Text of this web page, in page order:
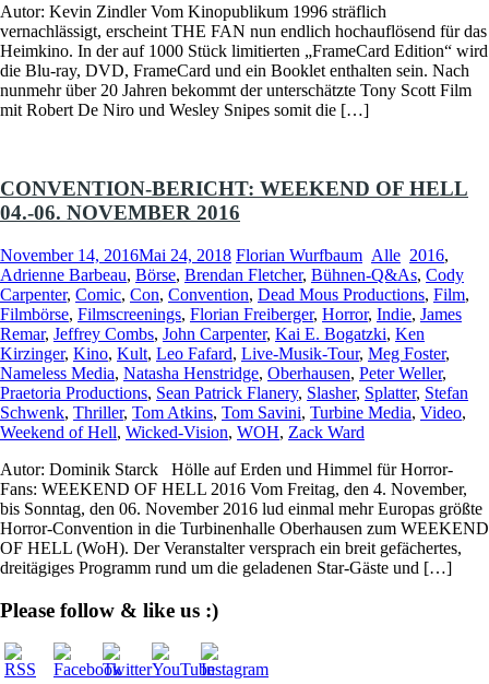
Autor: Kevin Zindler Vom Kinopublikum 1996 sträflich
vernachlässigt, erscheint THE FAN nun endlich hochauflösend für das
Heimkino. In der auf 1000 Stück limitierten „FrameCard Edition“ wird
die Blu-ray, DVD, FrameCard und ein Booklet enthalten sein. Nach
nunmehr über 20 Jahren bekommt der unterschätzte Tony Scott Film
mit Robert De Niro und Wesley Snipes somit die […]
CONVENTION-BERICHT: WEEKEND OF HELL
04.-06. NOVEMBER 2016
November 14, 2016Mai 24, 2018 Florian Wurfbaum Alle 2016,
Adrienne Barbeau, Börse, Brendan Fletcher, Bühnen-Q&As, Cody
Carpenter, Comic, Con, Convention, Dead Mous Productions, Film,
Filmbörse, Filmscreenings, Florian Freiberger, Horror, Indie, James
Remar, Jeffrey Combs, John Carpenter, Kai E. Bogatzki, Ken
Kirzinger, Kino, Kult, Leo Fafard, Live-Musik-Tour, Meg Foster,
Nameless Media, Natasha Henstridge, Oberhausen, Peter Weller,
Praetoria Productions, Sean Patrick Flanery, Slasher, Splatter, Stefan
Schwenk, Thriller, Tom Atkins, Tom Savini, Turbine Media, Video,
Weekend of Hell, Wicked-Vision, WOH, Zack Ward
Autor: Dominik Starck Hölle auf Erden und Himmel für Horror-
Fans: WEEKEND OF HELL 2016 Vom Freitag, den 4. November,
bis Sonntag, den 06. November 2016 lud einmal mehr Europas größte
Horror-Convention in die Turbinenhalle Oberhausen zum WEEKEND
OF HELL (WoH). Der Veranstalter versprach ein breit gefächertes,
dreitägiges Programm rund um die geladenen Star-Gäste und […]
Please follow & like us :)